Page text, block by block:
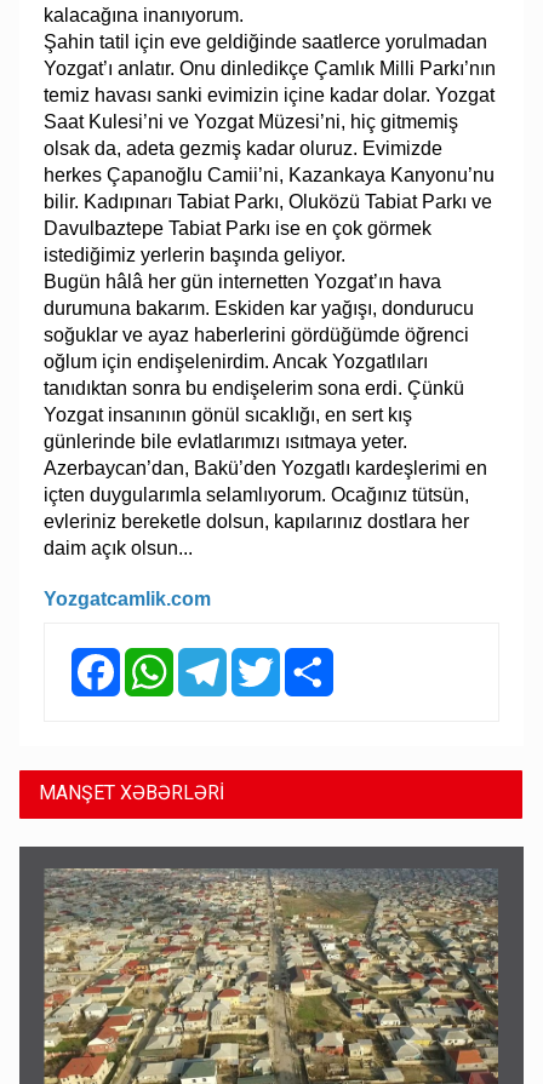
kalacağına inanıyorum.
Şahin tatil için eve geldiğinde saatlerce yorulmadan
Yozgat’ı anlatır. Onu dinledikçe Çamlık Milli Parkı’nın
temiz havası sanki evimizin içine kadar dolar. Yozgat
Saat Kulesi’ni ve Yozgat Müzesi’ni, hiç gitmemiş
olsak da, adeta gezmiş kadar oluruz. Evimizde
herkes Çapanoğlu Camii’ni, Kazankaya Kanyonu’nu
bilir. Kadıpınarı Tabiat Parkı, Oluközü Tabiat Parkı ve
Davulbaztepe Tabiat Parkı ise en çok görmek
istediğimiz yerlerin başında geliyor.
Bugün hâlâ her gün internetten Yozgat’ın hava
durumuna bakarım. Eskiden kar yağışı, dondurucu
soğuklar ve ayaz haberlerini gördüğümde öğrenci
oğlum için endişelenirdim. Ancak Yozgatlıları
tanıdıktan sonra bu endişelerim sona erdi. Çünkü
Yozgat insanının gönül sıcaklığı, en sert kış
günlerinde bile evlatlarımızı ısıtmaya yeter.
Azerbaycan’dan, Bakü’den Yozgatlı kardeşlerimi en
içten duygularımla selamlıyorum. Ocağınız tütsün,
evleriniz bereketle dolsun, kapılarınız dostlara her
daim açık olsun...
Yozgatcamlik.com
FacebookWhatsAppTelegramTwitter
MANŞET XƏBƏRLƏRİ